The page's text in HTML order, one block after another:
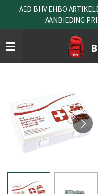
naar
de
hoofdinhoud
AED BHV EHBO
AANBIEDING